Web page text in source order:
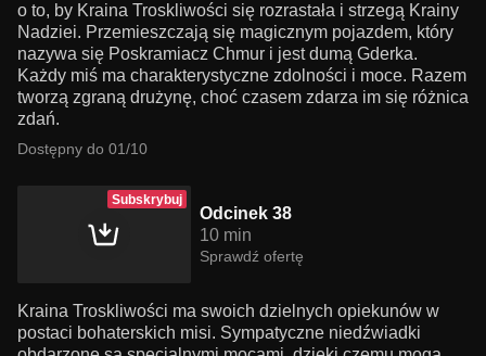
o to, by Kraina Troskliwości się rozrastała i strzegą Krainy
Nadziei. Przemieszczają się magicznym pojazdem, który
nazywa się Poskramiacz Chmur i jest dumą Gderka.
Każdy miś ma charakterystyczne zdolności i moce. Razem
tworzą zgraną drużynę, choć czasem zdarza im się różnica
zdań.
Dostępny do 01/10
Subskrybuj
Odcinek 38
10 min
Sprawdź ofertę
Kraina Troskliwości ma swoich dzielnych opiekunów w
postaci bohaterskich misi. Sympatyczne niedźwiadki